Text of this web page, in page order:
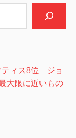
ィス8位 ジョ
大限に近いもの